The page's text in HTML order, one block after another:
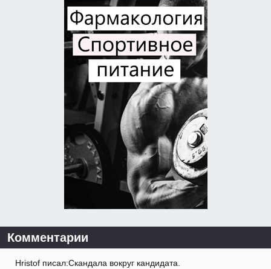
Комментарии
Hristof писал:Скандала вокруг кандидата.